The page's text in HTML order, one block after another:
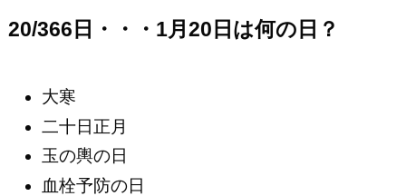
20/366日・・・1月20日は何の日？
大寒
二十日正月
玉の輿の日
血栓予防の日